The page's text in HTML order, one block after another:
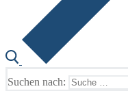
Suchen nach: